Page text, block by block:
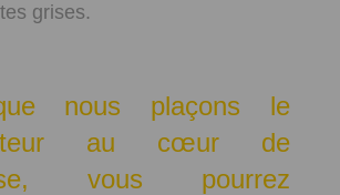
grises.
nous plaçons le
au cœur de
vous pourrez